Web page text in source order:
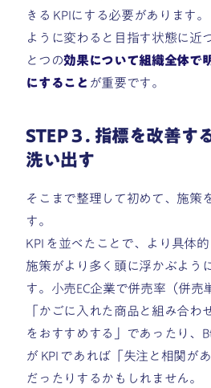
きる KPIにする必要があります
ように変わると目指す状態に近
とつの効果について組織全体で
にすること が重要です。
STEP３. 指標を改善す
洗い出す
そこまで整理して初めて、施策
す。
KPI を並べたことで、より具体
施策がより多く頭に浮かぶよう
す。小売EC企業で併売率（併売
「かごに入れた商品と組み合わ
をおすすめする」であったり、
が KPI であれば「失注と相関が
だったりするかもしれません。